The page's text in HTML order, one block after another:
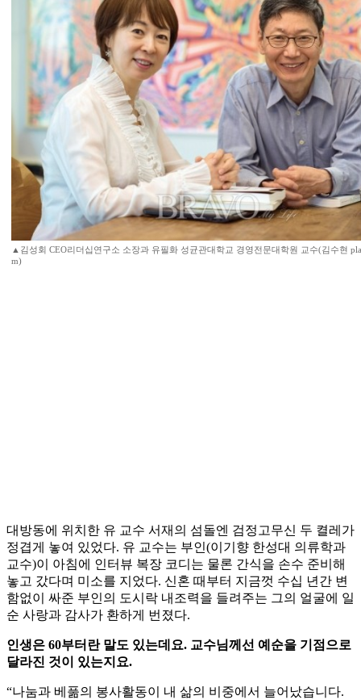
▲김성회 CEO리더십연구소 소장과 유필화 성균관대학교 경영전문대학원 교수(김수현
m)
대방동에 위치한 유 교수 서재의 섬돌엔 검정고무신 두 켤레가
정겹게 놓여 있었다. 유 교수는 부인(이기향 한성대 의류학과
교수)이 아침에 인터뷰 복장 코디는 물론 간식을 손수 준비해
놓고 갔다며 미소를 지었다. 신혼 때부터 지금껏 수십 년간 변
함없이 싸준 부인의 도시락 내조력을 들려주는 그의 얼굴에 일
순 사랑과 감사가 환하게 번졌다.
인생은 60부터란 말도 있는데요. 교수님께선 예순을 기점으로
달라진 것이 있는지요.
“나눔과 베풂의 봉사활동이 내 삶의 비중에서 늘어났습니다.